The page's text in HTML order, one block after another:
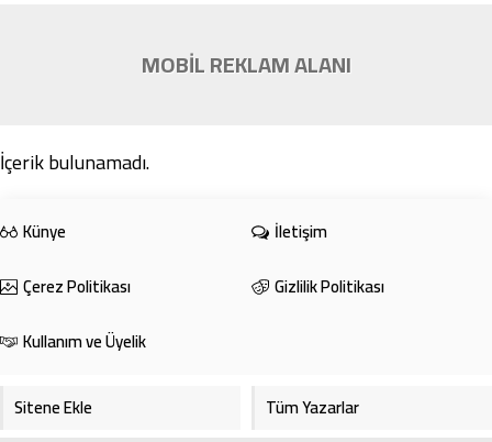
MOBİL REKLAM ALANI
İçerik bulunamadı.
Künye
İletişim
Çerez Politikası
Gizlilik Politikası
Kullanım ve Üyelik
Sitene Ekle Tüm Yazarlar